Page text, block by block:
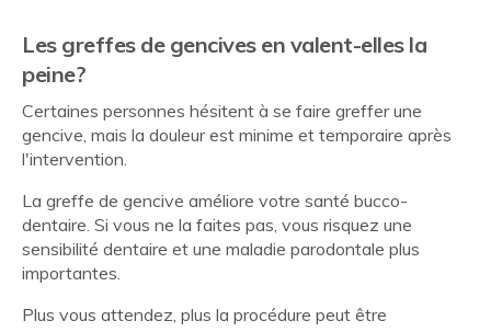
Les greffes de gencives en valent-elles la
peine?
Certaines personnes hésitent à se faire greffer une
gencive, mais la douleur est minime et temporaire après
l'intervention.
La greffe de gencive améliore votre santé bucco-
dentaire. Si vous ne la faites pas, vous risquez une
sensibilité dentaire et une maladie parodontale plus
importantes.
Plus vous attendez, plus la procédure peut être